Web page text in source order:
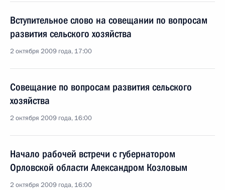
Вступительное слово на совещании по вопросам
развития сельского хозяйства
2 октября 2009 года, 17:00
Совещание по вопросам развития сельского
хозяйства
2 октября 2009 года, 16:00
Начало рабочей встречи с губернатором
Орловской области Александром Козловым
2 октября 2009 года, 16:00